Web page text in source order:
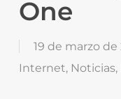
One
19 de marzo de
Internet, Noticias,